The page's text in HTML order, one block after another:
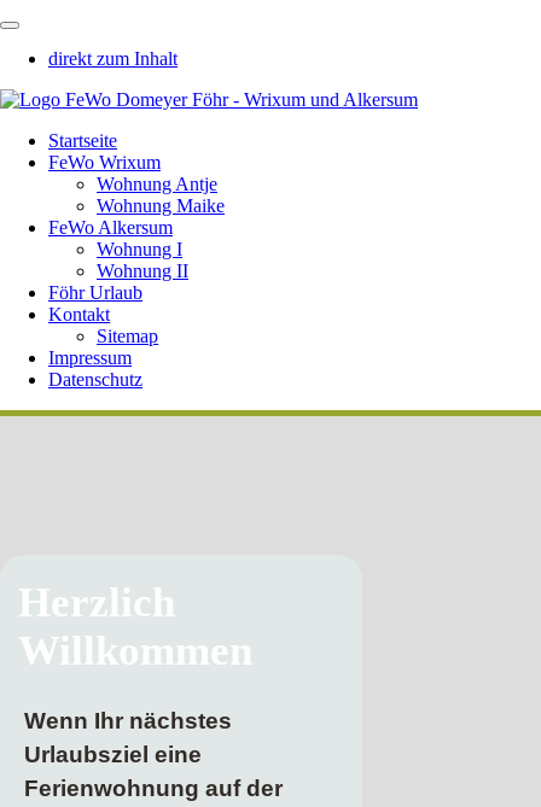
direkt zum Inhalt
Startseite
FeWo Wrixum
Wohnung Antje
Wohnung Maike
FeWo Alkersum
Wohnung I
Wohnung II
Föhr Urlaub
Kontakt
Sitemap
Impressum
Datenschutz
Herzlich
Willkommen
Wenn Ihr nächstes
Urlaubsziel eine
Ferienwohnung auf der